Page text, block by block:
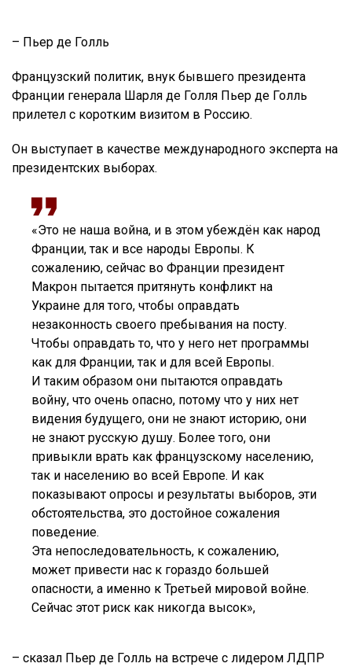
– Пьер де Голль
Французский политик, внук бывшего президента
Франции генерала Шарля де Голля Пьер де Голль
прилетел с коротким визитом в Россию.
Он выступает в качестве международного эксперта на
президентских выборах.
«Это не наша война, и в этом убеждён как народ
Франции, так и все народы Европы. К
сожалению, сейчас во Франции президент
Макрон пытается притянуть конфликт на
Украине для того, чтобы оправдать
незаконность своего пребывания на посту.
Чтобы оправдать то, что у него нет программы
как для Франции, так и для всей Европы.
И таким образом они пытаются оправдать
войну, что очень опасно, потому что у них нет
видения будущего, они не знают историю, они
не знают русскую душу. Более того, они
привыкли врать как французскому населению,
так и населению во всей Европе. И как
показывают опросы и результаты выборов, эти
обстоятельства, это достойное сожаления
поведение.
Эта непоследовательность, к сожалению,
может привести нас к гораздо большей
опасности, а именно к Третьей мировой войне.
Сейчас этот риск как никогда высок»,
– сказал Пьер де Голль на встрече с лидером ЛДПР